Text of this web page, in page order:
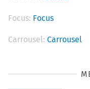
Focus: Focus
Carrousel: Carrousel